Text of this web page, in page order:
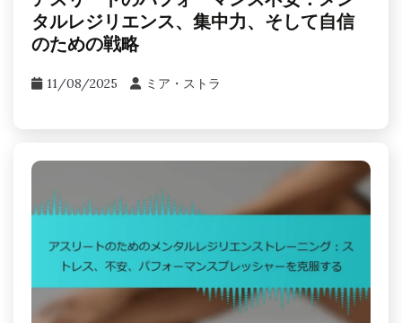
タルレジリエンス、集中力、そして自信
のための戦略
11/08/2025 ミア・ストラ